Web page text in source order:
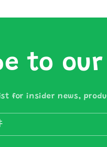
to
for insider news,